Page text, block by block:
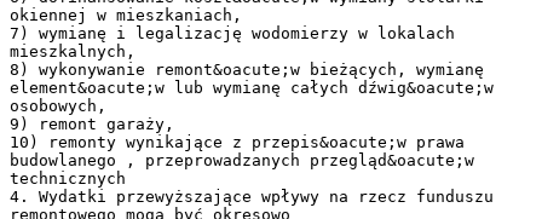
okiennej w mieszkaniach,
7) wymianę i legalizację wodomierzy w lokalach
mieszkalnych,
8) wykonywanie remont&oacute;w bieżących, wymianę
element&oacute;w lub wymianę całych dźwig&oacute;w
osobowych,
9) remont garaży,
10) remonty wynikające z przepis&oacute;w prawa
budowlanego , przeprowadzanych przegląd&oacute;w
technicznych
4. Wydatki przewyższające wpływy na rzecz funduszu
remontowego mogą być okresowo